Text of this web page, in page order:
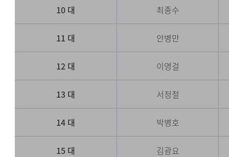
10 대 최종수
11 대 안병만
12 대 이영걸
13 대 서정철
14 대 박병호
15 대 김광요